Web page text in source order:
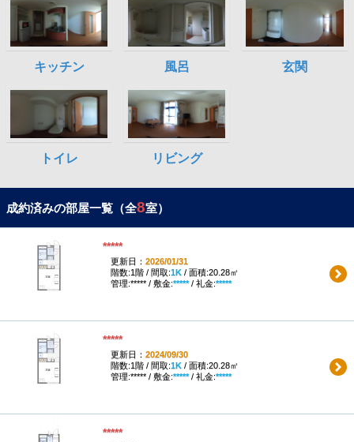
成約済みの部屋一覧（全8室）
*****
更新日： 2026/01/31
階数:1階 / 間取:1K/ 面積:20.28㎡
管理:***** / 敷金:*****/ 礼金:*****
*****
更新日： 2024/09/30
階数:1階 / 間取:1K/ 面積:20.28㎡
管理:***** / 敷金:*****/ 礼金:*****
*****